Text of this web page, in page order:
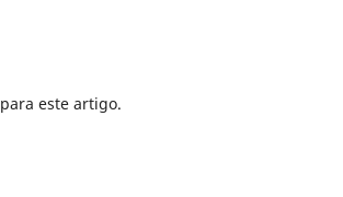
para este artigo.